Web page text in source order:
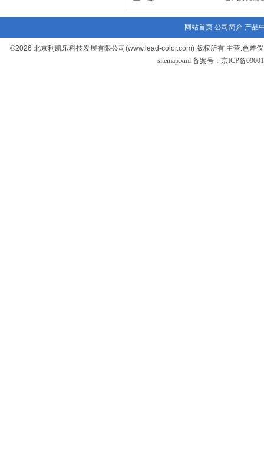
网站首页 公司简介 产品
©2026 北京利凯乐科技发展有限公司(www.lead-color.com) 版权所有 主营:色差
sitemap.xml 备案号：京ICP备